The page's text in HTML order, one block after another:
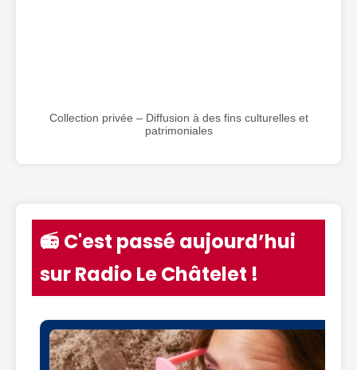
Collection privée – Diffusion à des fins culturelles et
patrimoniales
📻 C'est passé aujourd’hui
sur Radio Le Châtelet !